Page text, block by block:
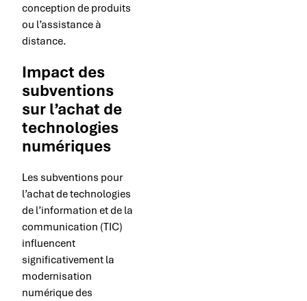
conception de produits
ou l’assistance à
distance.
Impact des
subventions
sur l’achat de
technologies
numériques
Les subventions pour
l’achat de technologies
de l’information et de la
communication (TIC)
influencent
significativement la
modernisation
numérique des